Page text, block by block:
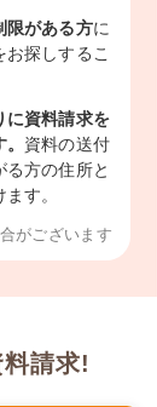
限がある方に
探しするこ
に資料請求を
資料の送付
方の住所と
す。
がございます
請求!